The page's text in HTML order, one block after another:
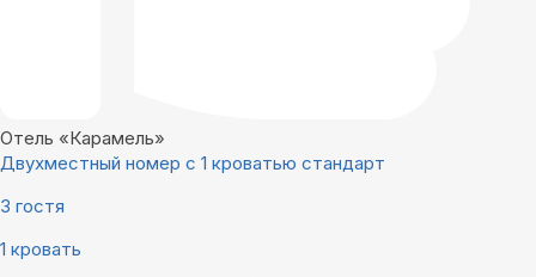
Отель «Карамель»
Двухместный номер с 1 кроватью стандарт
3 гостя
1 кровать